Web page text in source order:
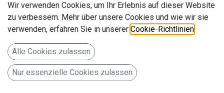
Audio System
76707 Hambrücken
Deutschland www.audio-
system.de
150W PERFECT FIT COMPO
SYSTEM
250,00
Wir verwenden Cookies, um Ihr Erlebnis auf dieser Website
zu verbessern. Mehr über unsere Cookies und wie wir sie
verwenden, erfahren Sie in unserer Cookie-Richtlinien
Alle Cookies zulassen
Nur essenzielle Cookies zulassen